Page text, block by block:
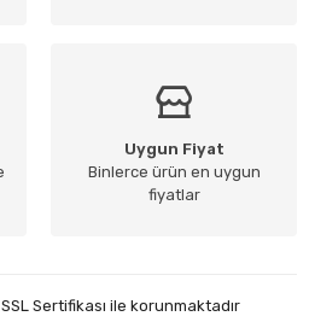
Uygun Fiyat
Binlerce ürün en uygun
fiyatlar
Sertifikası ile korunmaktadır